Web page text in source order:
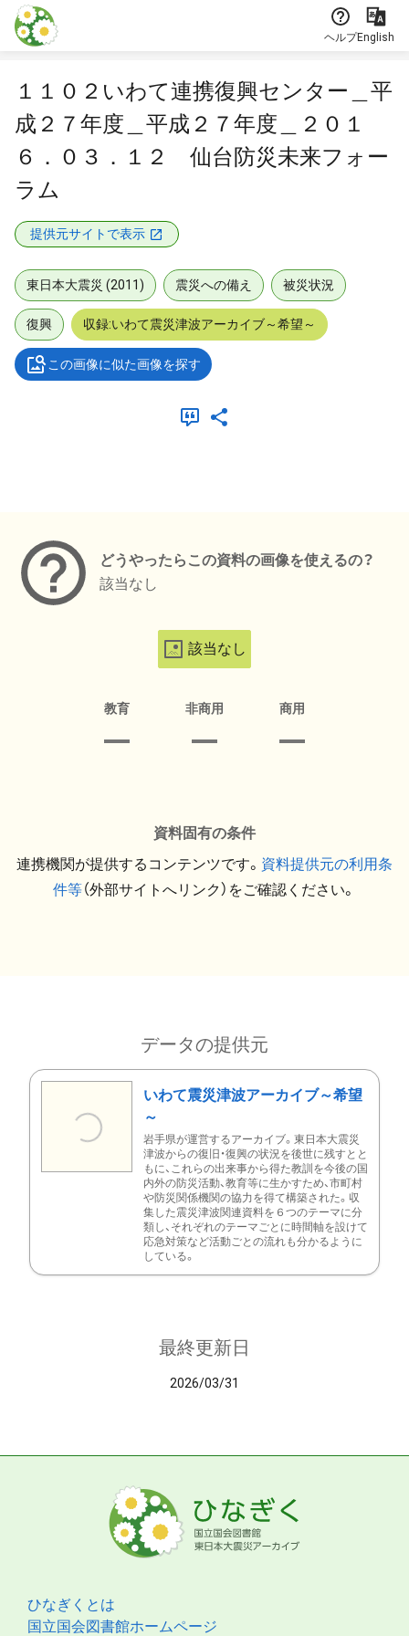
本文に飛ぶ
ヘルプEnglish
１１０２いわて連携復興センター＿平
成２７年度＿平成２７年度＿２０１
６．０３．１２ 仙台防災未来フォー
ラム
提供元サイトで表示
東日本大震災 (2011) 震災への備え 被災状況
復興 収録:いわて震災津波アーカイブ～希望～
この画像に似た画像を探す
どうやったらこの資料の画像を使えるの？
該当なし
該当なし
教育 非商用 商用
資料固有の条件
連携機関が提供するコンテンツです。 資料提供元の利用条
件等（外部サイトへリンク）をご確認ください。
データの提供元
いわて震災津波アーカイブ～希望
～
岩手県が運営するアーカイブ。東日本大震災
津波からの復旧・復興の状況を後世に残すとと
もに、これらの出来事から得た教訓を今後の国
内外の防災活動、教育等に生かすため、市町村
や防災関係機関の協力を得て構築された。収
集した震災津波関連資料を６つのテーマに分
類し、それぞれのテーマごとに時間軸を設けて
応急対策など活動ごとの流れも分かるように
している。
最終更新日
2026/03/31
ひなぎくとは
国立国会図書館ホームページ